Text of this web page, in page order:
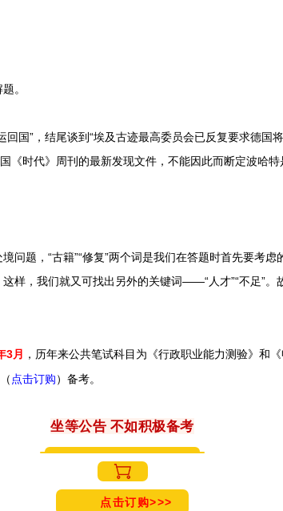
。
”，结尾谈到“埃及古迹最高委员会已反复要求德国
《时代》周刊的最新发现文件，不能因此而断定波哈特
题，“古籍”“修复”两个词是我们在答题时首先要考虑
样，我们就又可找出另外的关键词——“人才”“不足”。
3月 ，历年来公共笔试科目为《行政职业能力测验》和
（ 点击订购）备考。
坐等公告 不如积极备考
点击订购>>>